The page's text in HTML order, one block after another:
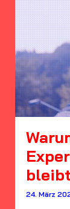
24. März